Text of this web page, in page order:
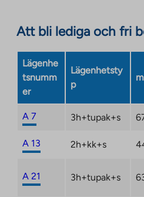
a
new
Att bli lediga och fri
Lägenhe
tsnumm
er
Lägenhetsty
p
A 7 3h+tupak+s
A 13 2h+kk+s
A 21 3h+tupak+s